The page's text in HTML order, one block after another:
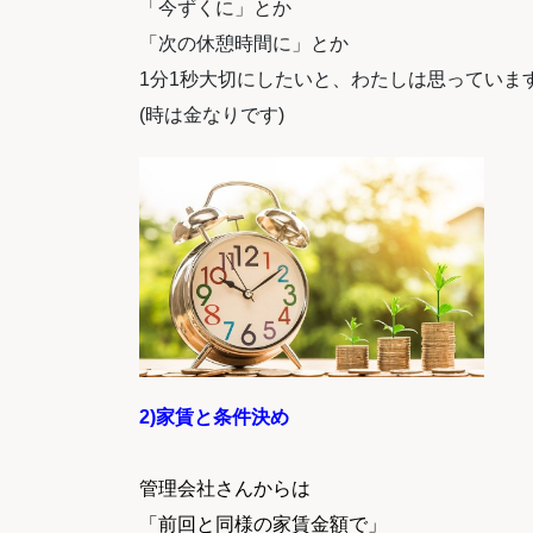
「今ずくに」とか
「次の休憩時間に」とか
1分1秒大切にしたいと、わたしは思っていま
(時は金なりです)
2)家賃と条件決め
管理会社さんからは
「前回と同様の家賃金額で」